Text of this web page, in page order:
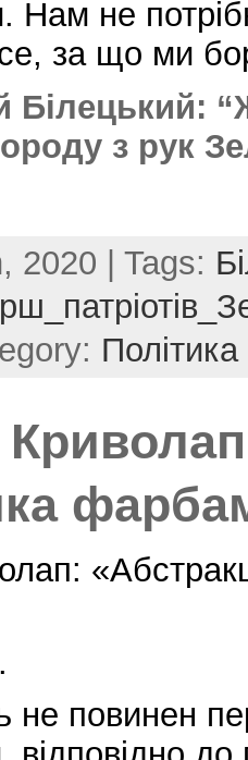
Нам не
за що ми
Білецький:
з рук
2020 | Tags:
Політика
не повинен